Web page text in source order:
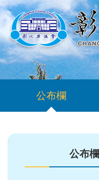
跳到主要內容區塊
公布欄
:::
公布欄